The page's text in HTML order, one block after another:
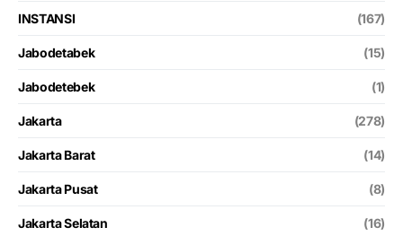
INSTANSI (167)
Jabodetabek (15)
Jabodetebek (1)
Jakarta (278)
Jakarta Barat (14)
Jakarta Pusat (8)
Jakarta Selatan (16)